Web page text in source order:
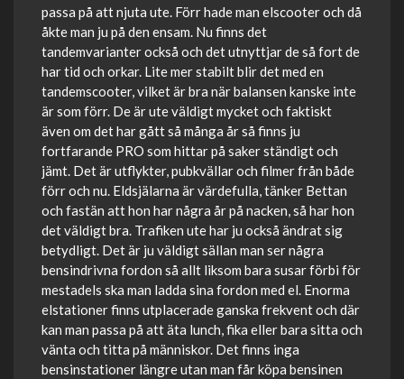
passa på att njuta ute. Förr hade man elscooter och då
åkte man ju på den ensam. Nu finns det
tandemvarianter också och det utnyttjar de så fort de
har tid och orkar. Lite mer stabilt blir det med en
tandemscooter, vilket är bra när balansen kanske inte
är som förr. De är ute väldigt mycket och faktiskt
även om det har gått så många år så finns ju
fortfarande PRO som hittar på saker ständigt och
jämt. Det är utflykter, pubkvällar och filmer från både
förr och nu. Eldsjälarna är värdefulla, tänker Bettan
och fastän att hon har några år på nacken, så har hon
det väldigt bra. Trafiken ute har ju också ändrat sig
betydligt. Det är ju väldigt sällan man ser några
bensindrivna fordon så allt liksom bara susar förbi för
mestadels ska man ladda sina fordon med el. Enorma
elstationer finns utplacerade ganska frekvent och där
kan man passa på att äta lunch, fika eller bara sitta och
vänta och titta på människor. Det finns inga
bensinstationer längre utan man får köpa bensinen